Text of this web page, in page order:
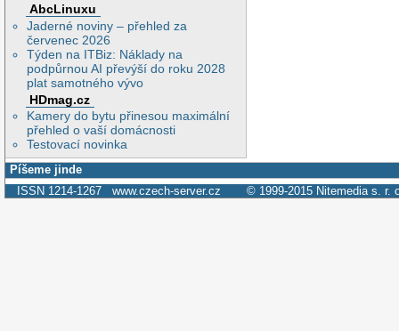
AbcLinuxu
Jaderné noviny – přehled za
červenec 2026
Týden na ITBiz: Náklady na
podpůrnou AI převýší do roku 2028
plat samotného vývo
HDmag.cz
Kamery do bytu přinesou maximální
přehled o vaší domácnosti
Testovací novinka
Píšeme jinde
ISSN 1214-1267 www.czech-server.cz © 1999-2015 Nitemedia s. r.